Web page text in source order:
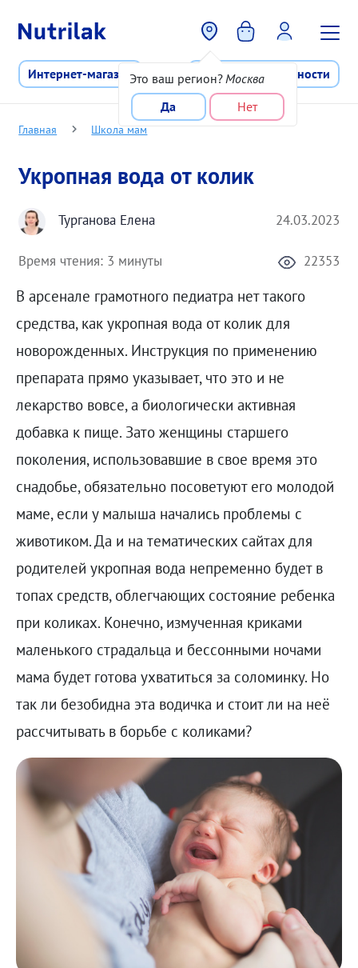
Это ваш регион? Москва
Да
Нет
Интернет-магазин Программа лояльности
Главная Школа мам
Укропная вода от колик
Турганова Елена 24.03.2023
Время чтения: 3 минуты 22353
В арсенале грамотного педиатра нет такого
средства, как укропная вода от колик для
новорожденных. Инструкция по применению
препарата прямо указывает, что это и не
лекарство вовсе, а биологически активная
добавка к пище. Зато женщины старшего
поколения, использовавшие в свое время это
снадобье, обязательно посоветуют его молодой
маме, если у малыша начались проблемы с
животиком. Да и на тематических сайтах для
родителей укропная вода непременно будет в
топах средств, облегчающих состояние ребенка
при коликах. Конечно, измученная криками
маленького страдальца и бессонными ночами
мама будет готова ухватиться за соломинку. Но
так ли безобидна эта водичка и стоит ли на неё
рассчитывать в борьбе с коликами?